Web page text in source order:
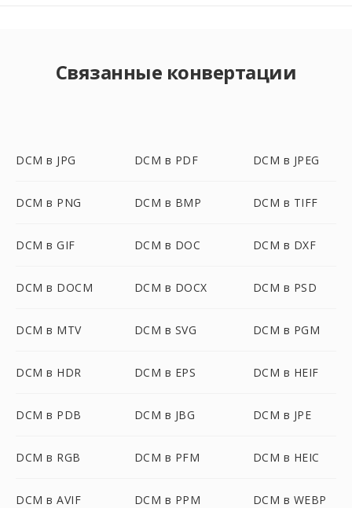
Связанные конвертации
DCM в JPG DCM в PDF DCM в JPEG
DCM в PNG DCM в BMP DCM в TIFF
DCM в GIF DCM в DOC DCM в DXF
DCM в DOCM DCM в DOCX DCM в PSD
DCM в MTV DCM в SVG DCM в PGM
DCM в HDR DCM в EPS DCM в HEIF
DCM в PDB DCM в JBG DCM в JPE
DCM в RGB DCM в PFM DCM в HEIC
DCM в AVIF DCM в PPM DCM в WEBP